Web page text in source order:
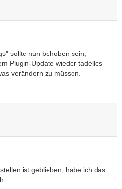
sollte nun behoben sein,
Plugin-Update wieder tadellos
verändern zu müssen.
ist geblieben, habe ich das